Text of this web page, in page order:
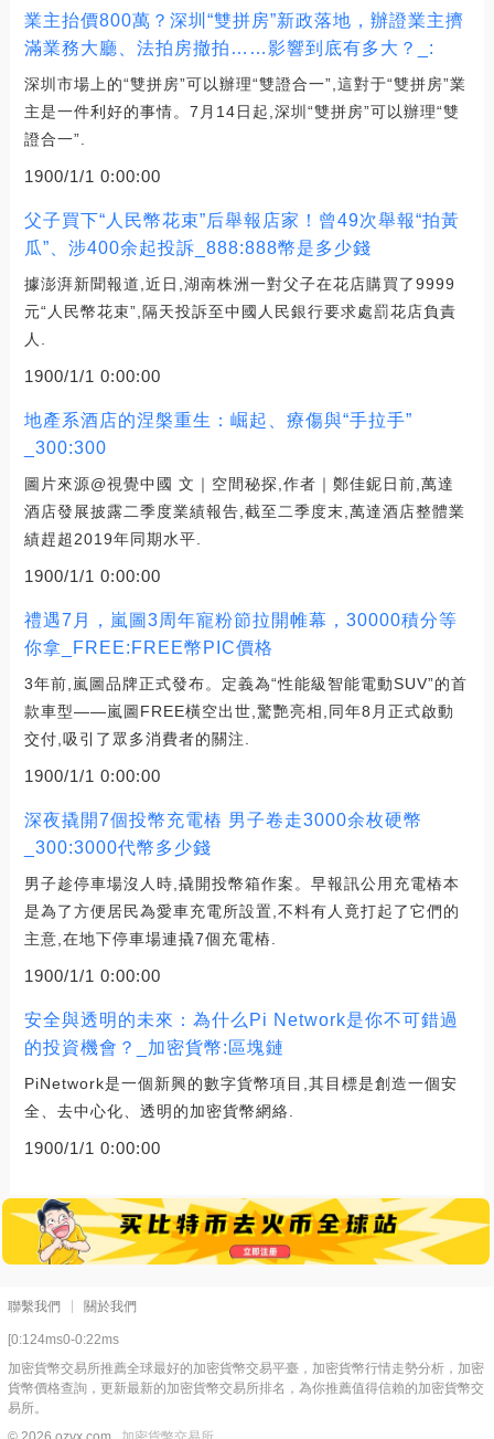
業主抬價800萬？深圳“雙拼房”新政落地，辦證業主擠
滿業務大廳、法拍房撤拍……影響到底有多大？_:
深圳市場上的“雙拼房”可以辦理“雙證合一”,這對于“雙拼房”業
主是一件利好的事情。7月14日起,深圳“雙拼房”可以辦理“雙
證合一”.
1900/1/1 0:00:00
父子買下“人民幣花束”后舉報店家！曾49次舉報“拍黃
瓜”、涉400余起投訴_888:888幣是多少錢
據澎湃新聞報道,近日,湖南株洲一對父子在花店購買了9999
元“人民幣花束”,隔天投訴至中國人民銀行要求處罰花店負責
人.
1900/1/1 0:00:00
地產系酒店的涅槃重生：崛起、療傷與“手拉手”
_300:300
圖片來源@視覺中國 文｜空間秘探,作者｜鄭佳鈮日前,萬達
酒店發展披露二季度業績報告,截至二季度末,萬達酒店整體業
績趕超2019年同期水平.
1900/1/1 0:00:00
禮遇7月，嵐圖3周年寵粉節拉開帷幕，30000積分等
你拿_FREE:FREE幣PIC價格
3年前,嵐圖品牌正式發布。定義為“性能級智能電動SUV”的首
款車型——嵐圖FREE橫空出世,驚艷亮相,同年8月正式啟動
交付,吸引了眾多消費者的關注.
1900/1/1 0:00:00
深夜撬開7個投幣充電樁 男子卷走3000余枚硬幣
_300:3000代幣多少錢
男子趁停車場沒人時,撬開投幣箱作案。早報訊公用充電樁本
是為了方便居民為愛車充電所設置,不料有人竟打起了它們的
主意,在地下停車場連撬7個充電樁.
1900/1/1 0:00:00
安全與透明的未來：為什么Pi Network是你不可錯過
的投資機會？_加密貨幣:區塊鏈
PiNetwork是一個新興的數字貨幣項目,其目標是創造一個安
全、去中心化、透明的加密貨幣網絡.
1900/1/1 0:00:00
聯繫我們 關於我們
[0:124ms0-0:22ms
加密貨幣交易所推薦全球最好的加密貨幣交易平臺，加密貨幣行情走勢分析，加密
貨幣價格查詢，更新最新的加密貨幣交易所排名，為你推薦值得信賴的加密貨幣交
易所。